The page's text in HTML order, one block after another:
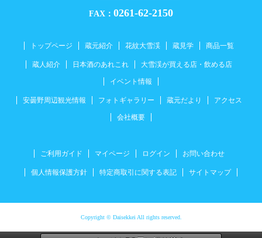
FAX： 0261-62-2150
トップページ 蔵元紹介 花紋大雪渓 蔵見学 商品一覧
蔵人紹介 日本酒のあれこれ 大雪渓が買える店・飲める店
イベント情報
安曇野周辺観光情報 フォトギャラリー 蔵元だより アクセス
会社概要
ご利用ガイド マイページ ログイン お問い合わせ
個人情報保護方針 特定商取引に関する表記 サイトマップ
Copyright © Daisekkei All rights reserved.